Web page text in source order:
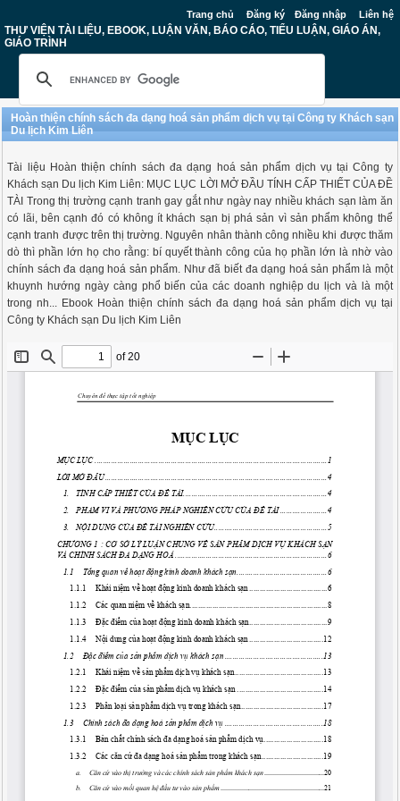
Trang chủ Đăng ký Đăng nhập Liên hệ
THƯ VIỆN TÀI LIỆU, EBOOK, LUẬN VĂN, BÁO CÁO, TIỂU LUẬN, GIÁO ÁN,
GIÁO TRÌNH
Hoàn thiện chính sách đa dạng hoá sản phẩm dịch vụ tại Công ty Khách sạn
Du lịch Kim Liên
Tài liệu Hoàn thiện chính sách đa dạng hoá sản phẩm dịch vụ tại Công ty
Khách sạn Du lịch Kim Liên: MỤC LỤC LỜI MỞ ĐẦU TÍNH CẤP THIẾT CỦA ĐỀ
TÀI Trong thị trường cạnh tranh gay gắt như ngày nay nhiều khách sạn làm ăn
có lãi, bên cạnh đó có không ít khách sạn bị phá sản vì sản phẩm không thể
cạnh tranh được trên thị trường. Nguyên nhân thành công nhiều khi được thăm
dò thì phần lớn họ cho rằng: bí quyết thành công của họ phần lớn là nhờ vào
chính sách đa dạng hoá sản phẩm. Như đã biết đa dạng hoá sản phẩm là một
khuynh hướng ngày càng phổ biến của các doanh nghiệp du lịch và là một
trong nh... Ebook Hoàn thiện chính sách đa dạng hoá sản phẩm dịch vụ tại
Công ty Khách sạn Du lịch Kim Liên